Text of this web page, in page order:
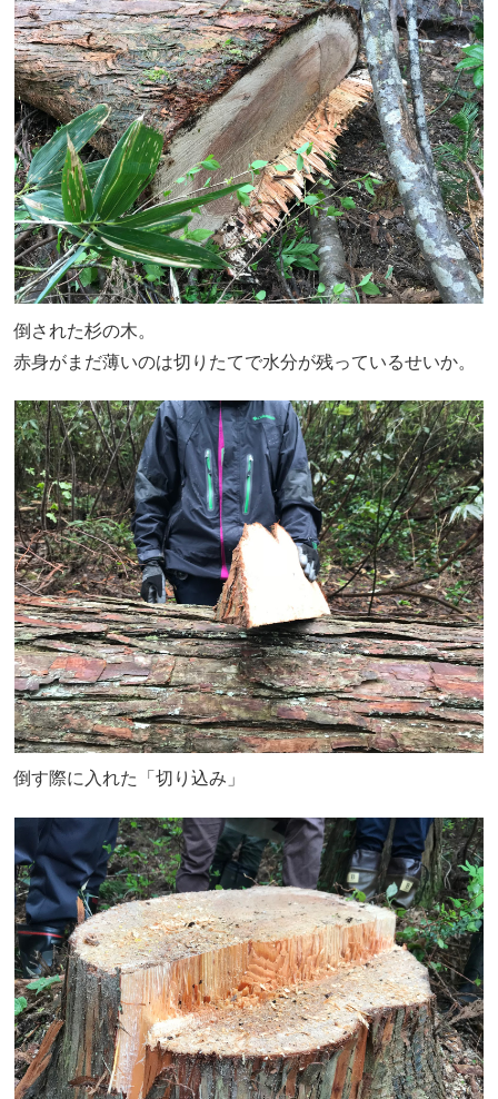
倒された杉の木。
赤身がまだ薄いのは切りたてで水分が残っているせいか。
倒す際に入れた「切り込み」